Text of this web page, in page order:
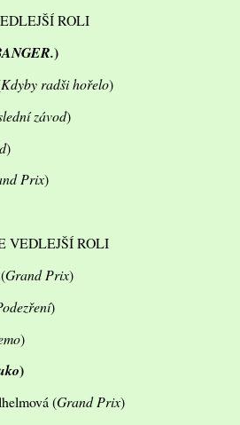
ROLI
)
Kdyby radši hořelo)
závod)
)
Prix)
VEDLEJŠÍ ROLI
Grand Prix)
)
)
)
(Grand Prix)